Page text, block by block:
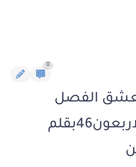
0
الفصل
السادس و الاربعون46بقلم